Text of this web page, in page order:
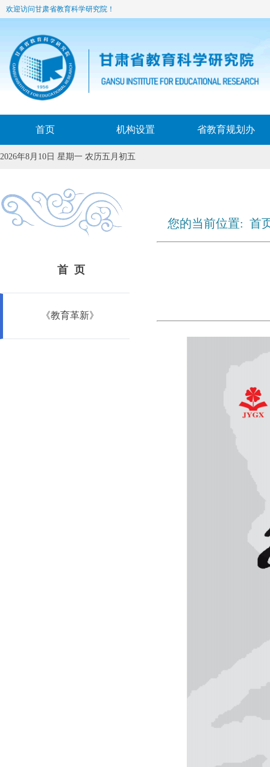
欢迎访问甘肃省教育科学研究院！
首页 机构设置 省教育规划办
2026年8月10日 星期一 农历五月初五
首 页
《教育革新》
您的当前位置: 首